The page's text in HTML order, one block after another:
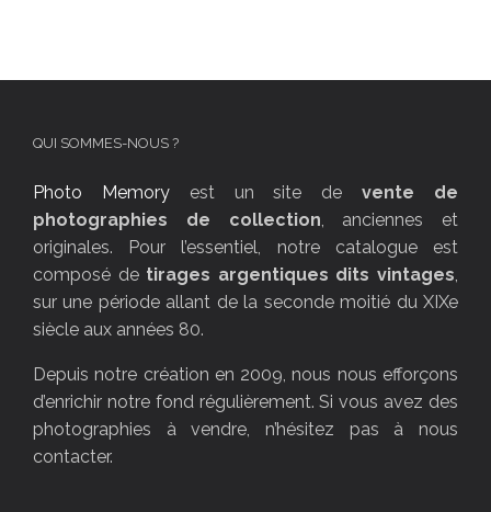
QUI SOMMES-NOUS ?
Photo Memoryest un site devente de
photographies de collection, anciennes et
originales. Pour l’essentiel, notre catalogue est
composé de tirages argentiques dits vintages,
sur une période allant de la seconde moitié du XIXe
siècle aux années 80.
Depuis notre création en 2009, nous nous efforçons
d’enrichir notre fond régulièrement. Si vous avez des
photographies à vendre, n’hésitez pas à nous
contacter.